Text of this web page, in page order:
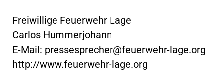
Freiwillige Feuerwehr Lage
Carlos Hummerjohann
E-Mail: pressesprecher@feuerwehr-lage.org
http://www.feuerwehr-lage.org